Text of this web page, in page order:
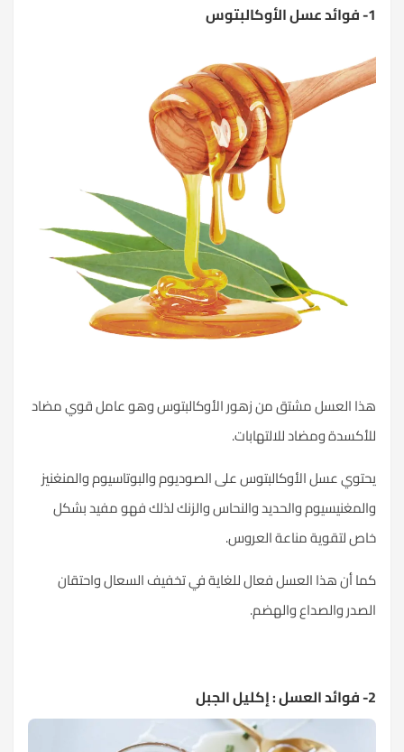
1- فوائد عسل الأوكالبتوس
هذا العسل مشتق من زهور الأوكالبتوس وهو عامل قوي مضاد
للأكسدة ومضاد للالتهابات.
يحتوي عسل الأوكالبتوس على الصوديوم والبوتاسيوم والمنغنيز
والمغنيسيوم والحديد والنحاس والزنك لذلك فهو مفيد بشكل
خاص لتقوية مناعة العروس.
كما أن هذا العسل فعال للغاية في تخفيف السعال واحتقان
الصدر والصداع والهضم.
2- فوائد العسل : إكليل الجبل